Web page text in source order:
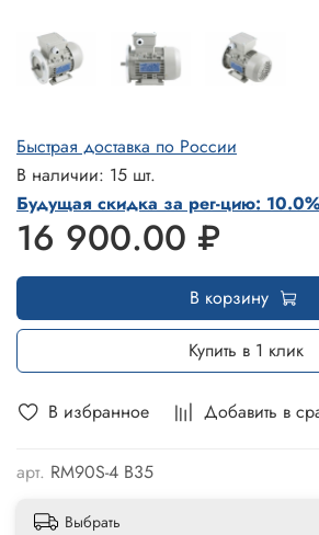
В избранное Добавить в
арт. RM90S-4 B35
Быстрая доставка по России
В наличии: 15 шт.
Будущая скидка за рег-цию:
16 900.00 ₽
В корзину
Купить в 1 клик
Выбрать